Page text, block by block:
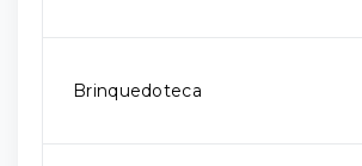
Brinquedoteca